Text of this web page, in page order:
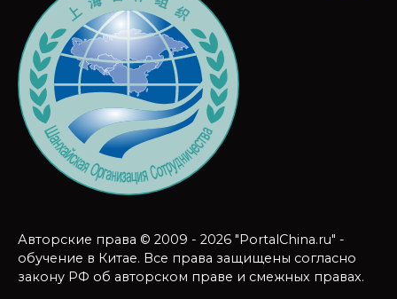
Авторские права © 2009 - 2026 "PortalChina.ru" -
обучение в Китае. Все права защищены согласно
закону РФ об авторском праве и смежных правах.